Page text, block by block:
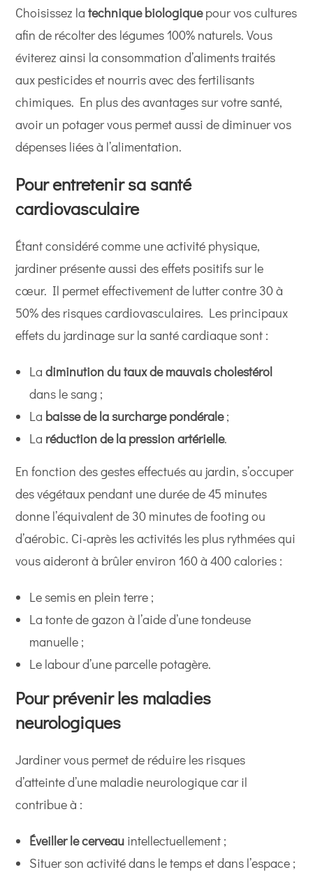
Choisissez latechnique biologiquepour vos cultures
afin de récolter des légumes 100% naturels. Vous
éviterez ainsi la consommation d’aliments traités
aux pesticides et nourris avec des fertilisants
chimiques. En plus des avantages sur votre santé,
avoir un potager vous permet aussi de diminuer vos
dépenses liées à l’alimentation.
Pour entretenir sa santé
cardiovasculaire
Étant considéré comme une activité physique,
jardiner présente aussi des effets positifs sur le
cœur. Il permet effectivement de lutter contre 30 à
50% des risques cardiovasculaires. Les principaux
effets du jardinage sur la santé cardiaque sont :
Ladiminution du taux de mauvais cholestérol
dans le sang ;
La baisse de la surcharge pondérale;
La réduction de la pression artérielle.
En fonction des gestes effectués au jardin, s’occuper
des végétaux pendant une durée de 45 minutes
donne l’équivalent de 30 minutes de footing ou
d’aérobic. Ci-après les activités les plus rythmées qui
vous aideront à brûler environ 160 à 400 calories :
Le semis en plein terre ;
La tonte de gazon à l’aide d’une tondeuse
manuelle ;
Le labour d’une parcelle potagère.
Pour prévenir les maladies
neurologiques
Jardiner vous permet de réduire les risques
d’atteinte d’une maladie neurologique car il
contribue à :
Éveiller le cerveau intellectuellement ;
Situer son activité dans le temps et dans l’espace ;